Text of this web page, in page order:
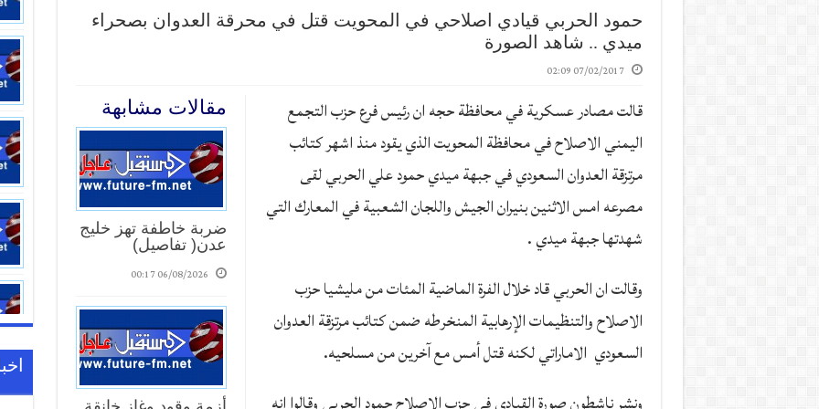
حمود الحربي قيادي اصلاحي في المحويت قتل في محرقة العدوان بصحراء
ميدي .. شاهد الصورة
07/02/2017 02:09
مقالات مشابهة
ضربة خاطفة تهز خليج
عدن( تفاصيل)
06/08/2026 00:17
قالت مصادر عسكرية في محافظة حجه ان رئيس فرع حزب التجمع
اليمني الاصلاح في محافظة المحويت الذي يقود منذ اشهر كتائب
مرتزقة العدوان السعودي في جبهة ميدي حمود علي الحربي لقى
مصرعه امس الاثنين بنيران الجيش واللجان الشعبية في المعارك التي
شهدتها جبهة ميدي .
وقالت ان الحربي قاد خلال الفرة الماضية المئات من مليشيا حزب
الاصلاح والتنظيمات الإرهابية المنخرطه ضمن كتائب مرتزقة العدوان
السعودي الاماراتي لكنه قتل أمس مع آخرين من مسلحيه.